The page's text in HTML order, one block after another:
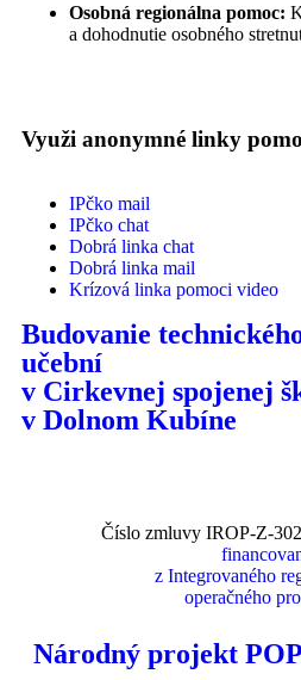
Osobná regionálna pomoc:
a dohodnutie osobného
Využi anonymné linky
IPčko mail
IPčko chat
Dobrá linka chat
Dobrá linka mail
Krízová linka pomoci video
Budovanie
učební
v Cirkevnej spojenej
v Dolnom Kubíne
Číslo zmluvy IROP-Z-
z Integrovaného
operačného
Národný projekt